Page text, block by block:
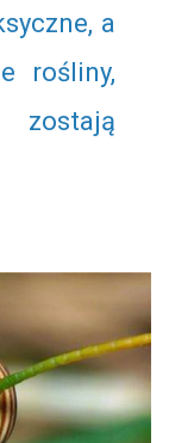
a
rośliny,
zostają